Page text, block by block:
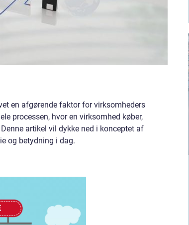
en afgørende faktor for virksomheders
processen, hvor en virksomhed køber,
artikel vil dykke ned i konceptet af
og betydning i dag.